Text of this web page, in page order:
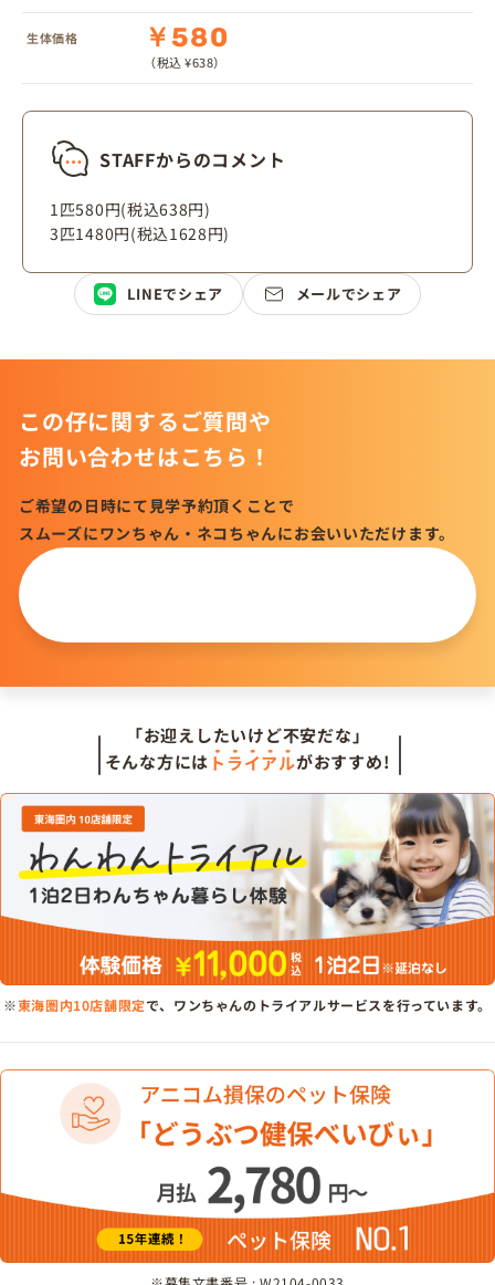
生体価格 ￥580
（税込 ¥638）
STAFFからのコメント
1匹580円(税込638円)
3匹1480円(税込1628円)
LINEでシェア メールでシェア
この仔に関するご質問や
お問い合わせはこちら！
ご希望の日時にて見学予約頂くことで
スムーズにワンちゃん・ネコちゃんにお会いいただけます。
「お迎えしたいけど不安だな」
そんな方には トライアルがおすすめ!
※東海圏内10店舗限定で、ワンちゃんのトライアルサービスを行っています。